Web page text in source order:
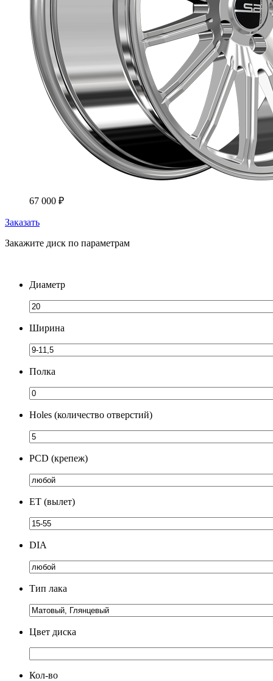
67 000 ₽
Заказать
Закажите диск по параметрам
Диаметр
Ширина
Полка
Holes (количество отверстий)
PCD (крепеж)
ЕТ (вылет)
DIA
Тип лака
Цвет диска
Кол-во